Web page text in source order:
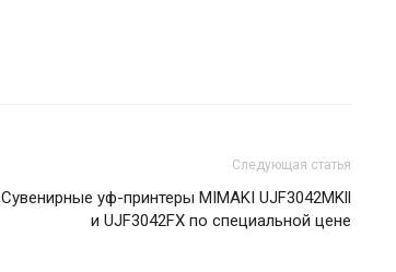
Следующая статья
Сувенирные уф-принтеры MIMAKI UJF3042MKll
и UJF3042FX по специальной цене